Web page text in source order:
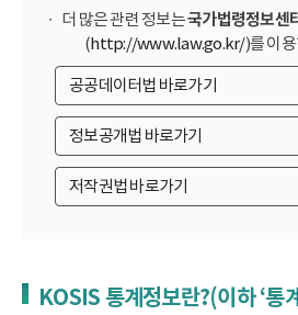
더 많은 관련 정보는국가법령정보센
(http://www.law.go.kr/)를 이
공공데이터법 바로가기
정보공개법 바로가기
저작권법 바로가기
KOSIS 통계정보란?(이하 ‘통